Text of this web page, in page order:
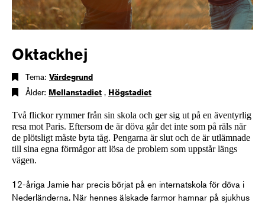
Oktackhej
Tema: Värdegrund
Ålder: Mellanstadiet , Högstadiet
Två flickor rymmer från sin skola och ger sig ut på en äventyrlig
resa mot Paris. Eftersom de är döva går det inte som på räls när
de plötsligt måste byta tåg. Pengarna är slut och de är utlämnade
till sina egna förmågor att lösa de problem som uppstår längs
vägen.
12-åriga Jamie har precis börjat på en internatskola för döva i
Nederländerna. När hennes älskade farmor hamnar på sjukhus